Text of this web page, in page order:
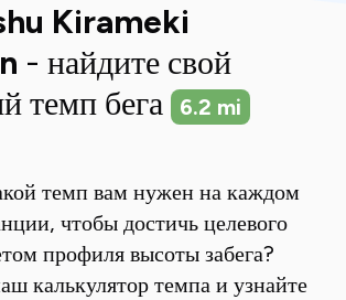
Kirameki
- найдите свой
темп бега
6.2 mi
темп вам нужен на каждом
чтобы достичь целевого
профиля высоты забега?
калькулятор темпа и узнайте